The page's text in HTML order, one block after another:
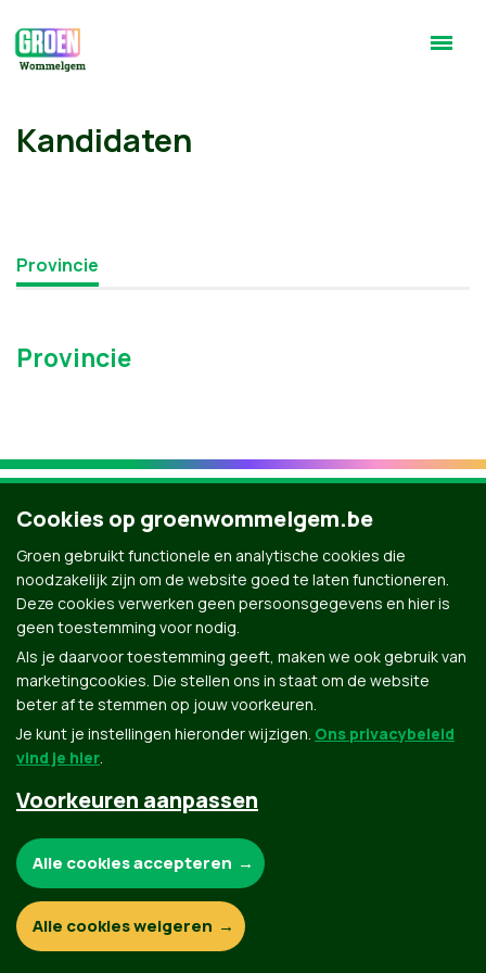
Kandidaten
Provincie
Provincie
Groen.be
© Copyright Groen 2026 | Gemaakt met
Contact Privacybeleid
Cookies op groenwommelgem.be
Groen gebruikt functionele en analytische cookies die
noodzakelijk zijn om de website goed te laten functioneren.
Deze cookies verwerken geen persoonsgegevens en hier is
geen toestemming voor nodig.
Als je daarvoor toestemming geeft, maken we ook gebruik van
marketingcookies. Die stellen ons in staat om de website
beter af te stemmen op jouw voorkeuren.
Je kunt je instellingen hieronder wijzigen. Ons privacybeleid
vind je hier.
Voorkeuren aanpassen
Functionele en analytische cookies:
Alle cookies accepteren
Alle cookies weigeren